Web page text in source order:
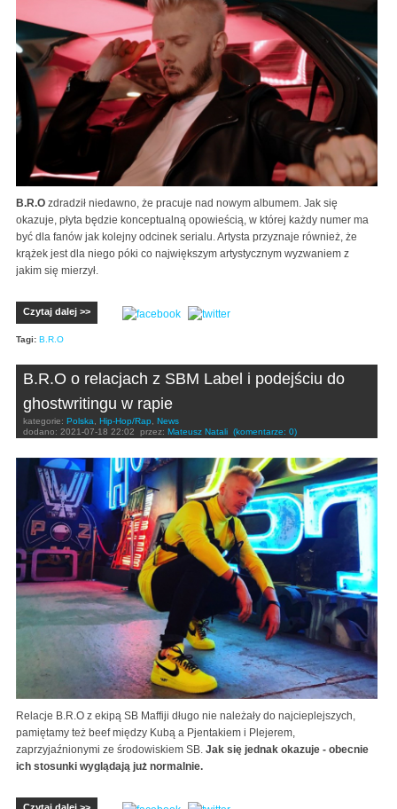
B.R.O zdradził niedawno, że pracuje nad nowym albumem. Jak się
okazuje, płyta będzie konceptualną opowieścią, w której każdy numer ma
być dla fanów jak kolejny odcinek serialu. Artysta przyznaje również, że
krążek jest dla niego póki co największym artystycznym wyzwaniem z
jakim się mierzył.
Czytaj dalej >>
Tagi: B.R.O
B.R.O o relacjach z SBM Label i podejściu do
ghostwritingu w rapie
kategorie: Polska, Hip-Hop/Rap, News
dodano: 2021-07-18 22:02 przez: Mateusz Natali (komentarze: 0)
Relacje B.R.O z ekipą SB Maffiji długo nie należały do najcieplejszych,
pamiętamy też beef między Kubą a Pjentakiem i Plejerem,
zaprzyjaźnionymi ze środowiskiem SB. Jak się jednak okazuje - obecnie
ich stosunki wyglądają już normalnie.